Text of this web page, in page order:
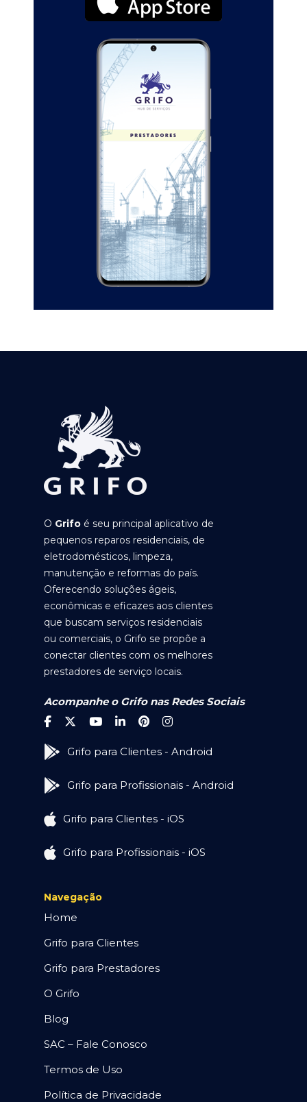
O Grifo é seu principal aplicativo de
pequenos reparos residenciais, de
eletrodomésticos, limpeza,
manutenção e reformas do país.
Oferecendo soluções ágeis,
econômicas e eficazes aos clientes
que buscam serviços residenciais
ou comerciais, o Grifo se propõe a
conectar clientes com os melhores
prestadores de serviço locais.
Acompanhe o Grifo nas Redes Sociais
Grifo para Clientes - Android
Grifo para Profissionais - Android
Grifo para Clientes - iOS
Grifo para Profissionais - iOS
Navegação
Home
Grifo para Clientes
Grifo para Prestadores
O Grifo
Blog
SAC – Fale Conosco
Termos de Uso
Política de Privacidade